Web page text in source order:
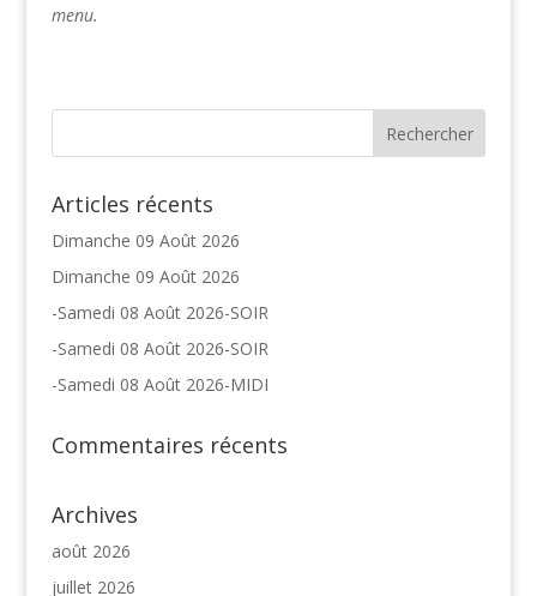
menu.
Articles récents
Dimanche 09 Août 2026
Dimanche 09 Août 2026
-Samedi 08 Août 2026-SOIR
-Samedi 08 Août 2026-SOIR
-Samedi 08 Août 2026-MIDI
Commentaires récents
Archives
août 2026
juillet 2026